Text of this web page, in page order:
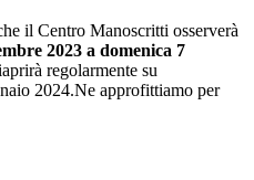
il Centro Manoscritti osserverà
2023 a domenica 7
regolarmente su
2024.Ne approfittiamo per